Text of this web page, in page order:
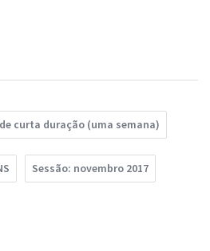
curta duração (uma semana)
Sessão: novembro 2017